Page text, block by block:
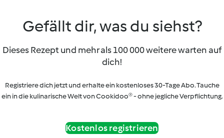
Gefällt dir, was du siehst?
Dieses Rezept und mehr als 100 000 weitere warten auf
dich!
Registriere dich jetzt und erhalte ein kostenloses 30-Tage Abo. Tauche
ein in die kulinarische Welt von Cookidoo® - ohne jegliche Verpflichtung.
Kostenlos registrieren